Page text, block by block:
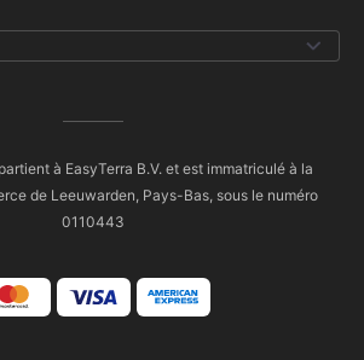
à EasyTerra B.V. et est immatriculé à la
de Leeuwarden, Pays-Bas, sous le numéro
0110443